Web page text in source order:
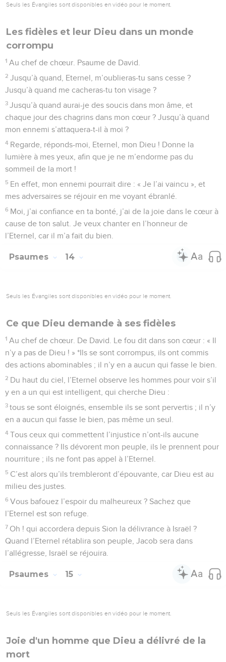
Seuls les Évangiles sont disponibles en vidéo pour le moment.
Les fidèles et leur Dieu dans un monde
corrompu
1 Au chef de chœur. Psaume de David.
2 Jusqu’à quand, Eternel, m’oublieras-tu sans cesse ?
Jusqu’à quand me cacheras-tu ton visage ?
3 Jusqu’à quand aurai-je des soucis dans mon âme, et
chaque jour des chagrins dans mon cœur ? Jusqu’à quand
mon ennemi s’attaquera-t-il à moi ?
4 Regarde, réponds-moi, Eternel, mon Dieu ! Donne la
lumière à mes yeux, afin que je ne m’endorme pas du
sommeil de la mort !
5 En effet, mon ennemi pourrait dire : « Je l’ai vaincu », et
mes adversaires se réjouir en me voyant ébranlé.
6 Moi, j’ai confiance en ta bonté, j’ai de la joie dans le cœur à
cause de ton salut. Je veux chanter en l’honneur de
l’Eternel, car il m’a fait du bien.
Psaumes 14
Seuls les Évangiles sont disponibles en vidéo pour le moment.
Ce que Dieu demande à ses fidèles
1 Au chef de chœur. De David. Le fou dit dans son cœur : « Il
n’y a pas de Dieu ! » *Ils se sont corrompus, ils ont commis
des actions abominables ; il n’y en a aucun qui fasse le bien.
2 Du haut du ciel, l’Eternel observe les hommes pour voir s’il
y en a un qui est intelligent, qui cherche Dieu :
3 tous se sont éloignés, ensemble ils se sont pervertis ; il n’y
en a aucun qui fasse le bien, pas même un seul.
4 Tous ceux qui commettent l’injustice n’ont-ils aucune
connaissance ? Ils dévorent mon peuple, ils le prennent pour
nourriture ; ils ne font pas appel à l’Eternel.
5 C’est alors qu’ils trembleront d’épouvante, car Dieu est au
milieu des justes.
6 Vous bafouez l’espoir du malheureux ? Sachez que
l’Eternel est son refuge.
7 Oh ! qui accordera depuis Sion la délivrance à Israël ?
Quand l’Eternel rétablira son peuple, Jacob sera dans
l’allégresse, Israël se réjouira.
Psaumes 15
Seuls les Évangiles sont disponibles en vidéo pour le moment.
Joie d'un homme que Dieu a délivré de la
mort